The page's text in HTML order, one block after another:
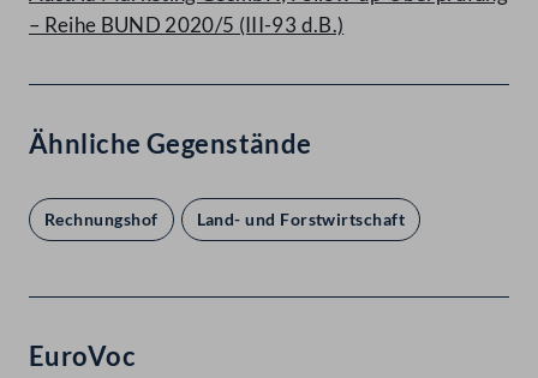
– Reihe BUND 2020/5 (III-93 d.B.)
Ähnliche Gegenstände
Rechnungshof Land- und Forstwirtschaft
EuroVoc